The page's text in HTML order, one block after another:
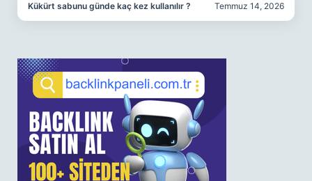
Kükürt sabunu günde kaç kez kullanılır ? Temmuz 14, 2026